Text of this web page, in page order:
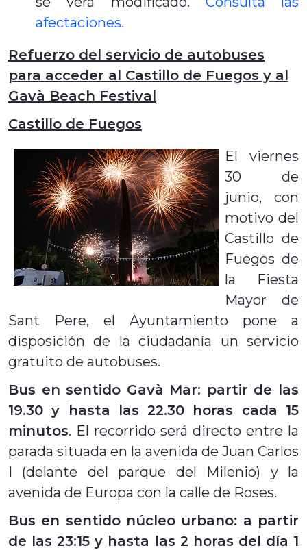
afectaciones.
Refuerzo del servicio de autobuses
para acceder al Castillo de Fuegos y al
Gavà Beach Festival
Castillo de Fuegos
El viernes
30 de
junio, con
motivo del
Castillo de
Fuegos de
la Fiesta
Mayor de
Sant Pere, el Ayuntamiento pone a
disposición de la ciudadanía un servicio
gratuito de autobuses.
Bus en sentido Gavà Mar: partir de las
19.30 y hasta las 22.30 horas cada 15
minutos. El recorrido será directo entre la
parada situada en la avenida de Juan Carlos
I (delante del parque del Milenio) y la
avenida de Europa con la calle de Roses.
Bus en sentido núcleo urbano: a partir
de las 23:15 y hasta las 2 horas del día 1